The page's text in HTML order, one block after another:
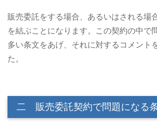
販売委託をする場合、あるいはされる場
を結ぶことになります。この契約の中で
多い条文をあげ、それに対するコメント
た。
二 販売委託契約で問題になる